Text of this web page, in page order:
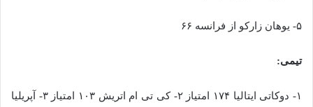
۵- یوهان زارکو از فرانسه ۶۶
تیمی:
۱- دوکاتی ایتالیا ۱۷۴ امتیاز ۲- کی تی ام اتریش ۱۰۳ امتیاز ۳- آپریلیا